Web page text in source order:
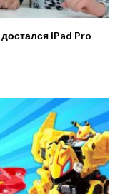
iPad Pro